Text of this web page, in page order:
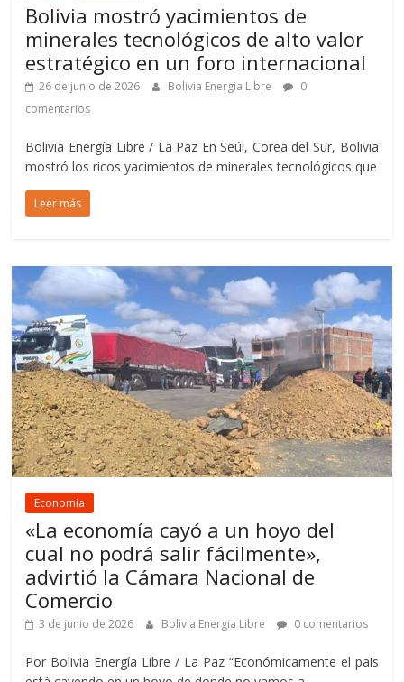
Bolivia mostró yacimientos de
minerales tecnológicos de alto valor
estratégico en un foro internacional
26 de junio de 2026 Bolivia Energia Libre
0
comentarios
Bolivia Energía Libre / La Paz En Seúl, Corea del Sur, Bolivia
mostró los ricos yacimientos de minerales tecnológicos que
Leer más
Economia
«La economía cayó a un hoyo del
cual no podrá salir fácilmente»,
advirtió la Cámara Nacional de
Comercio
3 de junio de 2026 Bolivia Energia Libre 0 comentarios
Por Bolivia Energía Libre / La Paz “Económicamente el país